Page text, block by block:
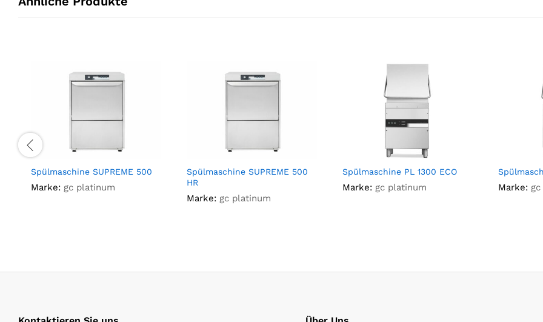
Spülmaschine SUPREME 500
Marke: gc platinum
Spülmaschine SUPREME 500
HR
Marke: gc platinum
Spülmaschine PL 1300 ECO
Marke: gc platinum Marke: